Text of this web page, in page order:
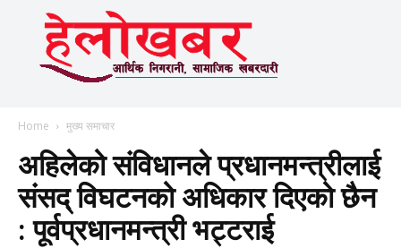
Home मुख्य समाचार
अहिलेको संविधानले प्रधानमन्त्रीलाई
संसद् विघटनको अधिकार दिएको छैन
: पूर्वप्रधानमन्त्री भट्टराई